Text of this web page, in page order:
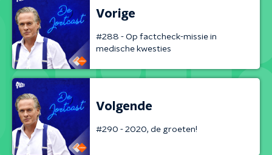
Vorige
#288 - Op factcheck-missie in
medische kwesties
Volgende
#290 - 2020, de groeten!